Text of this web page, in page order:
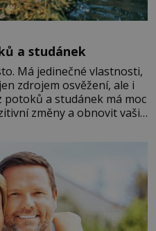
a studánek
Má jedinečné vlastnosti,
zdrojem osvěžení, ale i
potoků a studánek má moc
změny a obnovit vaši
do svého života